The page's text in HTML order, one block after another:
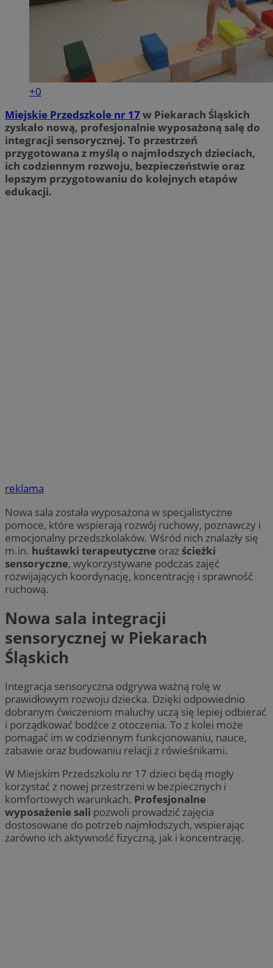
+0
Miejskie Przedszkole nr 17 w Piekarach Śląskich
zyskało nową, profesjonalnie wyposażoną salę do
integracji sensorycznej. To przestrzeń
przygotowana z myślą o najmłodszych dzieciach,
ich codziennym rozwoju, bezpieczeństwie oraz
lepszym przygotowaniu do kolejnych etapów
edukacji.
reklama
Nowa sala została wyposażona w specjalistyczne
pomoce, które wspierają rozwój ruchowy, poznawczy i
emocjonalny przedszkolaków. Wśród nich znalazły się
m.in. huśtawki terapeutyczne oraz ścieżki
sensoryczne, wykorzystywane podczas zajęć
rozwijających koordynację, koncentrację i sprawność
ruchową.
Nowa sala integracji
sensorycznej w Piekarach
Śląskich
Integracja sensoryczna odgrywa ważną rolę w
prawidłowym rozwoju dziecka. Dzięki odpowiednio
dobranym ćwiczeniom maluchy uczą się lepiej odbierać
i porządkować bodźce z otoczenia. To z kolei może
pomagać im w codziennym funkcjonowaniu, nauce,
zabawie oraz budowaniu relacji z rówieśnikami.
W Miejskim Przedszkolu nr 17 dzieci będą mogły
korzystać z nowej przestrzeni w bezpiecznych i
komfortowych warunkach. Profesjonalne
wyposażenie sali pozwoli prowadzić zajęcia
dostosowane do potrzeb najmłodszych, wspierając
zarówno ich aktywność fizyczną, jak i koncentrację.